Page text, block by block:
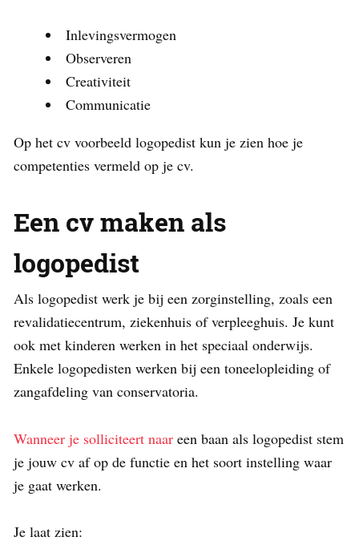
Inlevingsvermogen
Observeren
Creativiteit
Communicatie
Op het cv voorbeeld logopedist kun je zien hoe je
competenties vermeld op je cv.
Een cv maken als
logopedist
Als logopedist werk je bij een zorginstelling, zoals een
revalidatiecentrum, ziekenhuis of verpleeghuis. Je kunt
ook met kinderen werken in het speciaal onderwijs.
Enkele logopedisten werken bij een toneelopleiding of
zangafdeling van conservatoria.
Wanneer je solliciteert naar een baan als logopedist stem
je jouw cv af op de functie en het soort instelling waar
je gaat werken.
Je laat zien: